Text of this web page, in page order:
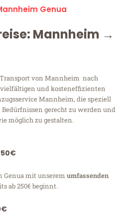
Genua
Mannheim →
von Mannheim nach
vielfältigen und kosteneffizienten
Mannheim, die speziell
gerecht zu werden und
möglich zu gestalten.
Genua mit unserem umfassenden
ab 250€ beginnt.